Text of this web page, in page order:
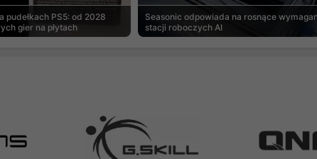
pudełkach PS5: od 2028
gier na płytach
Seasonic odpowiada na rosnące
stacji roboczych AI